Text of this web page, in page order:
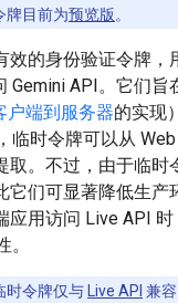
牌目前为预览版。
效的身份验证令牌，
Gemini API。它们旨
户端到服务器的实现
临时令牌可以从
取。不过，由于临时
它们可显著降低生产
应用访问 Live API
时令牌仅与 Live API 兼容